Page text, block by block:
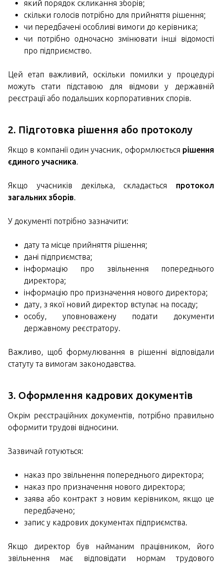
який порядок скликання зборів;
скільки голосів потрібно для прийняття рішення;
чи передбачені особливі вимоги до керівника;
чи потрібно одночасно змінювати інші відомості
про підприємство.
Цей етап важливий, оскільки помилки у процедурі
можуть стати підставою для відмови у державній
реєстрації або подальших корпоративних спорів.
2. Підготовка рішення або протоколу
Якщо в компанії один учасник, оформлюється рішення
єдиного учасника.
Якщо учасників декілька, складається протокол
загальних зборів.
У документі потрібно зазначити:
дату та місце прийняття рішення;
дані підприємства;
інформацію про звільнення попереднього
директора;
інформацію про призначення нового директора;
дату, з якої новий директор вступає на посаду;
особу, уповноважену подати документи
державному реєстратору.
Важливо, щоб формулювання в рішенні відповідали
статуту та вимогам законодавства.
3. Оформлення кадрових документів
Окрім реєстраційних документів, потрібно правильно
оформити трудові відносини.
Зазвичай готуються:
наказ про звільнення попереднього директора;
наказ про призначення нового директора;
заява або контракт з новим керівником, якщо це
передбачено;
запис у кадрових документах підприємства.
Якщо директор був найманим працівником, його
звільнення має відповідати нормам трудового